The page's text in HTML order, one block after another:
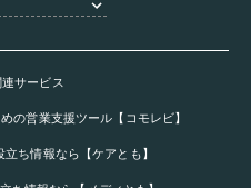
サービス
の営業支援ツール【コモレビ】
ち情報なら【ケアとも】